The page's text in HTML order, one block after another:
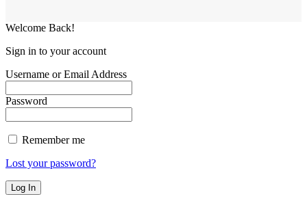
Welcome Back!
Sign in to your account
Username or Email Address
Password
Remember me
Lost your password?